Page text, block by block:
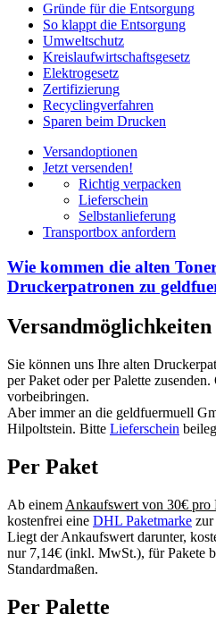
Gründe für die Entsorgung
So klappt die Entsorgung
Umweltschutz
Kreislaufwirtschaftsgesetz
Elektrogesetz
Zertifizierung
Recyclingverfahren
Sparen beim Drucken
Versandoptionen
Jetzt versenden!
Richtig verpacken
Lieferschein
Selbstanlieferung
Transportbox anfordern
Wie kommen die alten
Druckerpatronen zu
Versandmöglichkeiten
Sie können uns Ihre alten
per Paket oder per Palette
vorbeibringen.
Aber immer an die geldfuermuell
Hilpoltstein. Bitte Lieferschein
Per Paket
Ab einem Ankaufswert von 30€ pro
kostenfrei eine DHL Paketmarke zur
Liegt der Ankaufswert darunter,
nur 7,14€ (inkl. MwSt.), für Pakete
Standardmaßen.
Per Palette